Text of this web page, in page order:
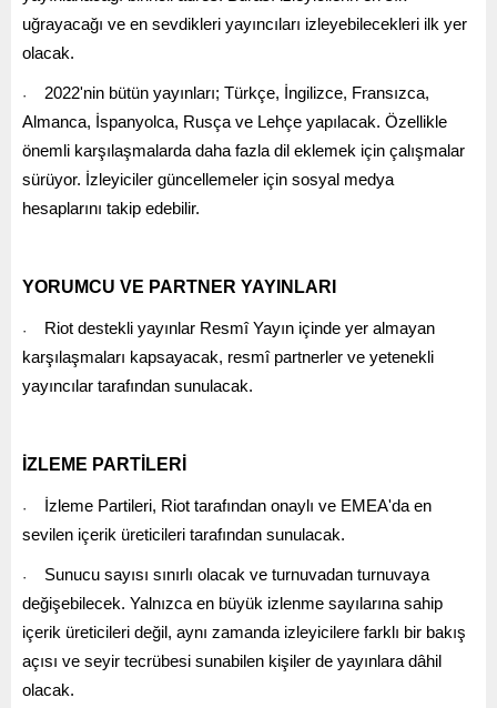
uğrayacağı ve en sevdikleri yayıncıları izleyebilecekleri ilk yer
olacak.
·
2022'nin bütün yayınları; Türkçe, İngilizce, Fransızca,
Almanca, İspanyolca, Rusça ve Lehçe yapılacak. Özellikle
önemli karşılaşmalarda daha fazla dil eklemek için çalışmalar
sürüyor. İzleyiciler güncellemeler için sosyal medya
hesaplarını takip edebilir.
YORUMCU VE PARTNER YAYINLARI
·
Riot destekli yayınlar Resmî Yayın içinde yer almayan
karşılaşmaları kapsayacak, resmî partnerler ve yetenekli
yayıncılar tarafından sunulacak.
İZLEME PARTİLERİ
·
İzleme Partileri, Riot tarafından onaylı ve EMEA'da en
sevilen içerik üreticileri tarafından sunulacak.
·
Sunucu sayısı sınırlı olacak ve turnuvadan turnuvaya
değişebilecek. Yalnızca en büyük izlenme sayılarına sahip
içerik üreticileri değil, aynı zamanda izleyicilere farklı bir bakış
açısı ve seyir tecrübesi sunabilen kişiler de yayınlara dâhil
olacak.